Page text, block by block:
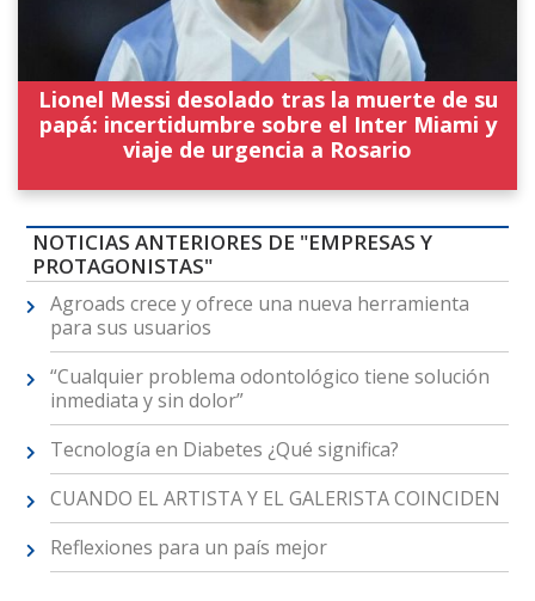
Lionel Messi desolado tras la muerte de su
papá: incertidumbre sobre el Inter Miami y
viaje de urgencia a Rosario
NOTICIAS ANTERIORES DE "EMPRESAS Y
PROTAGONISTAS"
Agroads crece y ofrece una nueva herramienta
para sus usuarios
“Cualquier problema odontológico tiene solución
inmediata y sin dolor”
Tecnología en Diabetes ¿Qué significa?
CUANDO EL ARTISTA Y EL GALERISTA COINCIDEN
Reflexiones para un país mejor